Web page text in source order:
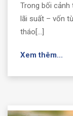
Trong bối
lãi suất – vốn
tháo[...]
Xem thêm...